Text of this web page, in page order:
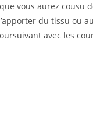
vous aurez cousu
du tissu ou
avec les